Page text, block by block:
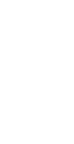
oder eine
direkt
und
Mit Samsung
einfällt,
abrufen.
Galaxy
Galaxy Tab